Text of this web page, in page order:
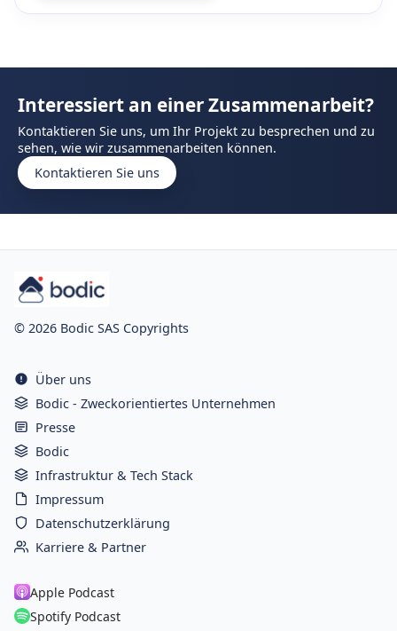
Interessiert an einer Zusammenarbeit?
Kontaktieren Sie uns, um Ihr Projekt zu besprechen und zu
sehen, wie wir zusammenarbeiten können.
Kontaktieren Sie uns
© 2026 Bodic SAS Copyrights
Über uns
Bodic - Zweckorientiertes Unternehmen
Presse
Bodic
Infrastruktur & Tech Stack
Impressum
Datenschutzerklärung
Karriere & Partner
Apple Podcast
Spotify Podcast